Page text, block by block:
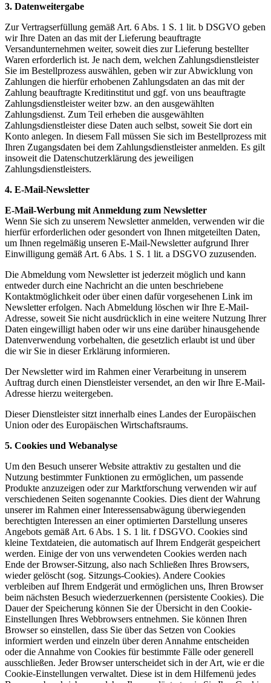
3. Datenweitergabe
Zur Vertragserfüllung gemäß Art. 6 Abs. 1 S. 1 lit. b DSGVO geben
wir Ihre Daten an das mit der Lieferung beauftragte
Versandunternehmen weiter, soweit dies zur Lieferung bestellter
Waren erforderlich ist. Je nach dem, welchen Zahlungsdienstleister
Sie im Bestellprozess auswählen, geben wir zur Abwicklung von
Zahlungen die hierfür erhobenen Zahlungsdaten an das mit der
Zahlung beauftragte Kreditinstitut und ggf. von uns beauftragte
Zahlungsdienstleister weiter bzw. an den ausgewählten
Zahlungsdienst. Zum Teil erheben die ausgewählten
Zahlungsdienstleister diese Daten auch selbst, soweit Sie dort ein
Konto anlegen. In diesem Fall müssen Sie sich im Bestellprozess mit
Ihren Zugangsdaten bei dem Zahlungsdienstleister anmelden. Es gilt
insoweit die Datenschutzerklärung des jeweiligen
Zahlungsdienstleisters.
4. E-Mail-Newsletter
E-Mail-Werbung mit Anmeldung zum Newsletter
Wenn Sie sich zu unserem Newsletter anmelden, verwenden wir die
hierfür erforderlichen oder gesondert von Ihnen mitgeteilten Daten,
um Ihnen regelmäßig unseren E-Mail-Newsletter aufgrund Ihrer
Einwilligung gemäß Art. 6 Abs. 1 S. 1 lit. a DSGVO zuzusenden.
Die Abmeldung vom Newsletter ist jederzeit möglich und kann
entweder durch eine Nachricht an die unten beschriebene
Kontaktmöglichkeit oder über einen dafür vorgesehenen Link im
Newsletter erfolgen. Nach Abmeldung löschen wir Ihre E-Mail-
Adresse, soweit Sie nicht ausdrücklich in eine weitere Nutzung Ihrer
Daten eingewilligt haben oder wir uns eine darüber hinausgehende
Datenverwendung vorbehalten, die gesetzlich erlaubt ist und über
die wir Sie in dieser Erklärung informieren.
Der Newsletter wird im Rahmen einer Verarbeitung in unserem
Auftrag durch einen Dienstleister versendet, an den wir Ihre E-Mail-
Adresse hierzu weitergeben.
Dieser Dienstleister sitzt innerhalb eines Landes der Europäischen
Union oder des Europäischen Wirtschaftsraums.
5. Cookies und Webanalyse
Um den Besuch unserer Website attraktiv zu gestalten und die
Nutzung bestimmter Funktionen zu ermöglichen, um passende
Produkte anzuzeigen oder zur Marktforschung verwenden wir auf
verschiedenen Seiten sogenannte Cookies. Dies dient der Wahrung
unserer im Rahmen einer Interessensabwägung überwiegenden
berechtigten Interessen an einer optimierten Darstellung unseres
Angebots gemäß Art. 6 Abs. 1 S. 1 lit. f DSGVO. Cookies sind
kleine Textdateien, die automatisch auf Ihrem Endgerät gespeichert
werden. Einige der von uns verwendeten Cookies werden nach
Ende der Browser-Sitzung, also nach Schließen Ihres Browsers,
wieder gelöscht (sog. Sitzungs-Cookies). Andere Cookies
verbleiben auf Ihrem Endgerät und ermöglichen uns, Ihren Browser
beim nächsten Besuch wiederzuerkennen (persistente Cookies). Die
Dauer der Speicherung können Sie der Übersicht in den Cookie-
Einstellungen Ihres Webbrowsers entnehmen. Sie können Ihren
Browser so einstellen, dass Sie über das Setzen von Cookies
informiert werden und einzeln über deren Annahme entscheiden
oder die Annahme von Cookies für bestimmte Fälle oder generell
ausschließen. Jeder Browser unterscheidet sich in der Art, wie er die
Cookie-Einstellungen verwaltet. Diese ist in dem Hilfemenü jedes